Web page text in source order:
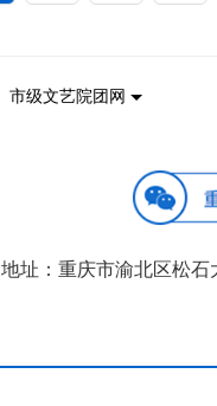
地址：重庆市渝北区松石